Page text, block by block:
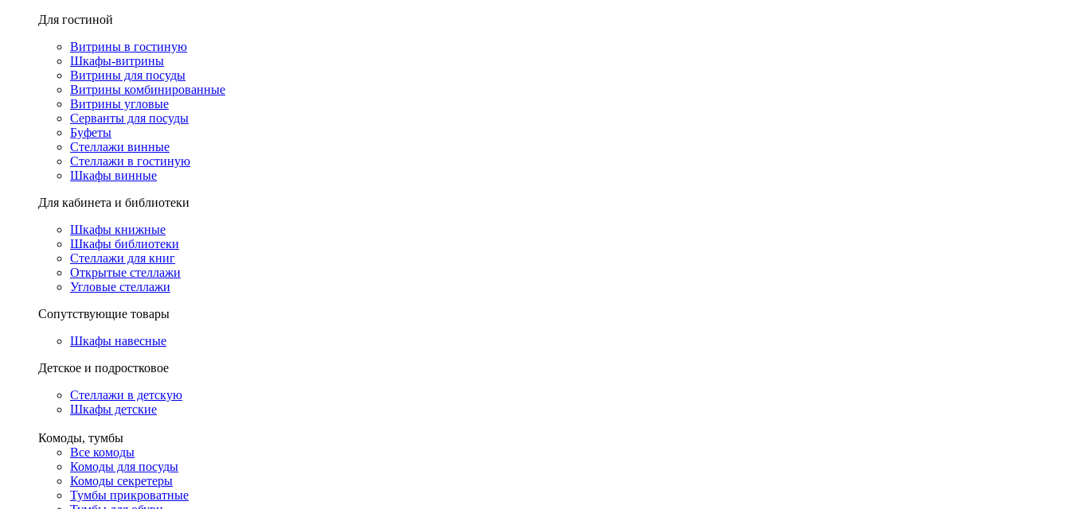
Для гостиной
Витрины в гостиную
Шкафы-витрины
Витрины для посуды
Витрины комбинированные
Витрины угловые
Серванты для посуды
Буфеты
Стеллажи винные
Стеллажи в гостиную
Шкафы винные
Для кабинета и библиотеки
Шкафы книжные
Шкафы библиотеки
Стеллажи для книг
Открытые стеллажи
Угловые стеллажи
Сопутствующие товары
Шкафы навесные
Детское и подростковое
Стеллажи в детскую
Шкафы детские
Комоды, тумбы
Все комоды
Комоды для посуды
Комоды секретеры
Тумбы прикроватные